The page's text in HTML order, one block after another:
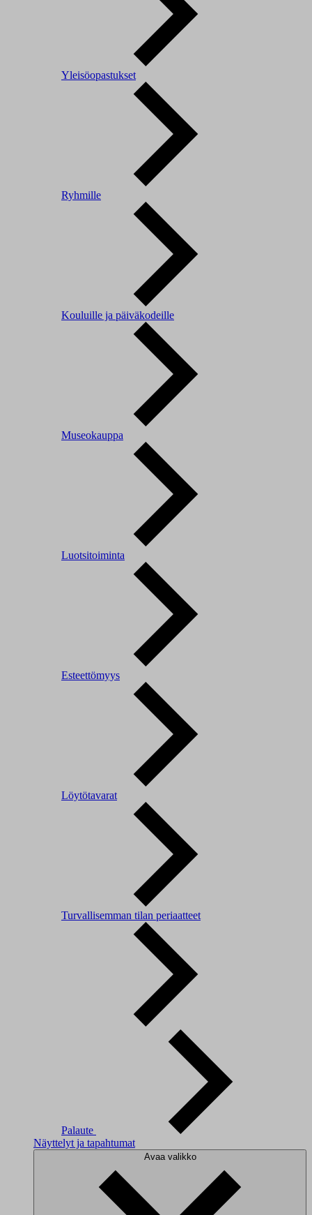
Yleisöopastukset
Ryhmille
Kouluille ja päiväkodeille
Museokauppa
Luotsitoiminta
Esteettömyys
Löytötavarat
Turvallisemman tilan periaatteet
Palaute
Näyttelyt ja tapahtumat
Avaa valikko